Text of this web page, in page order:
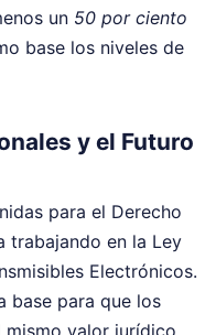
un 50 por ciento
base los niveles de
y el Futuro
para el Derecho
trabajando en la Ley
Electrónicos.
base para que los